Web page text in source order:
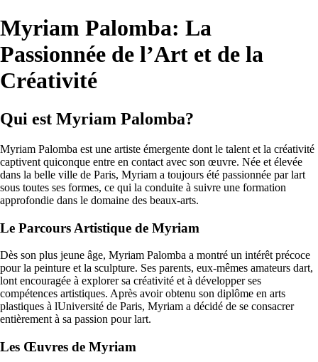
Myriam Palomba: La
Passionnée de l’Art et de la
Créativité
Qui est Myriam Palomba?
Myriam Palomba est une artiste émergente dont le talent et la créativité
captivent quiconque entre en contact avec son œuvre. Née et élevée
dans la belle ville de Paris, Myriam a toujours été passionnée par lart
sous toutes ses formes, ce qui la conduite à suivre une formation
approfondie dans le domaine des beaux-arts.
Le Parcours Artistique de Myriam
Dès son plus jeune âge, Myriam Palomba a montré un intérêt précoce
pour la peinture et la sculpture. Ses parents, eux-mêmes amateurs dart,
lont encouragée à explorer sa créativité et à développer ses
compétences artistiques. Après avoir obtenu son diplôme en arts
plastiques à lUniversité de Paris, Myriam a décidé de se consacrer
entièrement à sa passion pour lart.
Les Œuvres de Myriam